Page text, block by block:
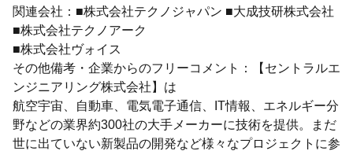
関連会社：■株式会社テクノジャパン ■大成技研株式会社
■株式会社テクノアーク
■株式会社ヴォイス
その他備考・企業からのフリーコメント：【セントラルエ
ンジニアリング株式会社】は
航空宇宙、自動車、電気電子通信、IT情報、エネルギー分
野などの業界約300社の大手メーカーに技術を提供。まだ
世に出ていない新製品の開発など様々なプロジェクトに参